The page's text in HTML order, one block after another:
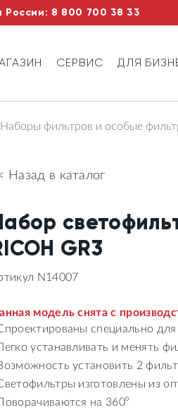
России: 8 800 700 38 33
СЕРВИС ДЛЯ
Наборы фильтров и особые
Назад в каталог
GR3
N14007
модель снята с
специально для
устанавливать и менять
установить 2
изготовлены из
на 360⁰